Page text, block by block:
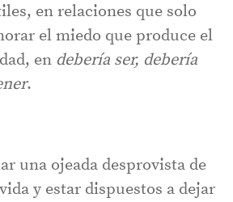
en relaciones que solo
el miedo que produce el
en debería ser, debería
.
una ojeada desprovista de
y estar dispuestos a dejar